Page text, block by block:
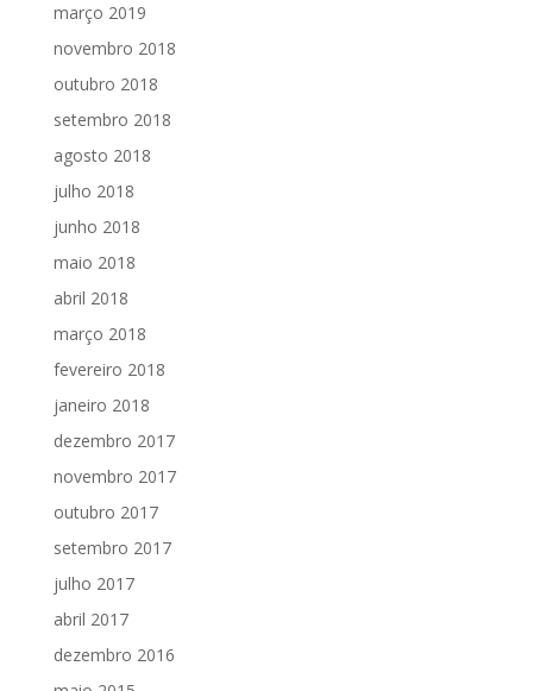
março 2019
novembro 2018
outubro 2018
setembro 2018
agosto 2018
julho 2018
junho 2018
maio 2018
abril 2018
março 2018
fevereiro 2018
janeiro 2018
dezembro 2017
novembro 2017
outubro 2017
setembro 2017
julho 2017
abril 2017
dezembro 2016